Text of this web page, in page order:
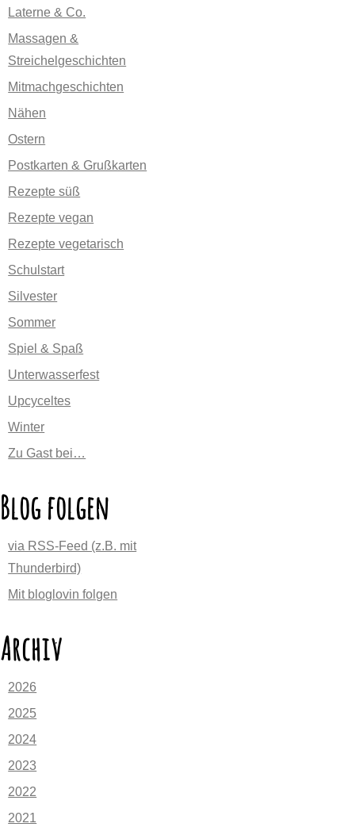
Laterne & Co.
Massagen &
Streichelgeschichten
Mitmachgeschichten
Nähen
Ostern
Postkarten & Grußkarten
Rezepte süß
Rezepte vegan
Rezepte vegetarisch
Schulstart
Silvester
Sommer
Spiel & Spaß
Unterwasserfest
Upcyceltes
Winter
Zu Gast bei…
Blog folgen
via RSS-Feed (z.B. mit
Thunderbird)
Mit bloglovin folgen
Archiv
2026
2025
2024
2023
2022
2021